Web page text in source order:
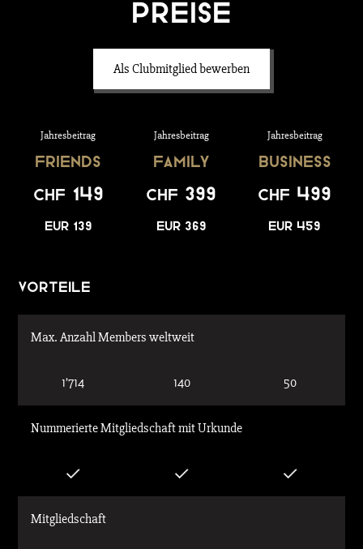
Preise
Als Clubmitglied bewerben
Jahresbeitrag
Friends
CHF 149
EUR 139
Jahresbeitrag
Family
CHF 399
EUR 369
Jahresbeitrag
Business
CHF 499
EUR 459
Vorteile
Max. Anzahl Members weltweit
1’714 140 50
Nummerierte Mitgliedschaft mit Urkunde
Mitgliedschaft